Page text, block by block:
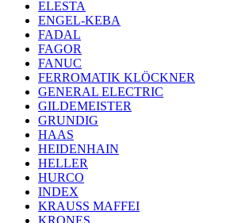
ELESTA
ENGEL-KEBA
FADAL
FAGOR
FANUC
FERROMATIK KLÖCKNER
GENERAL ELECTRIC
GILDEMEISTER
GRUNDIG
HAAS
HEIDENHAIN
HELLER
HURCO
INDEX
KRAUSS MAFFEI